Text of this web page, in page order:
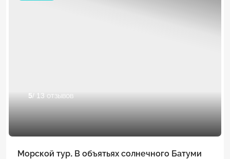
5/ 13 отзывов
Морской тур. В объятьях солнечного Батуми